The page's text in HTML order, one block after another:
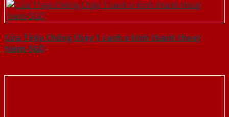
Cửa Thép Chống Cháy 1 canh o kinh thanh thoat
hiem-SGD